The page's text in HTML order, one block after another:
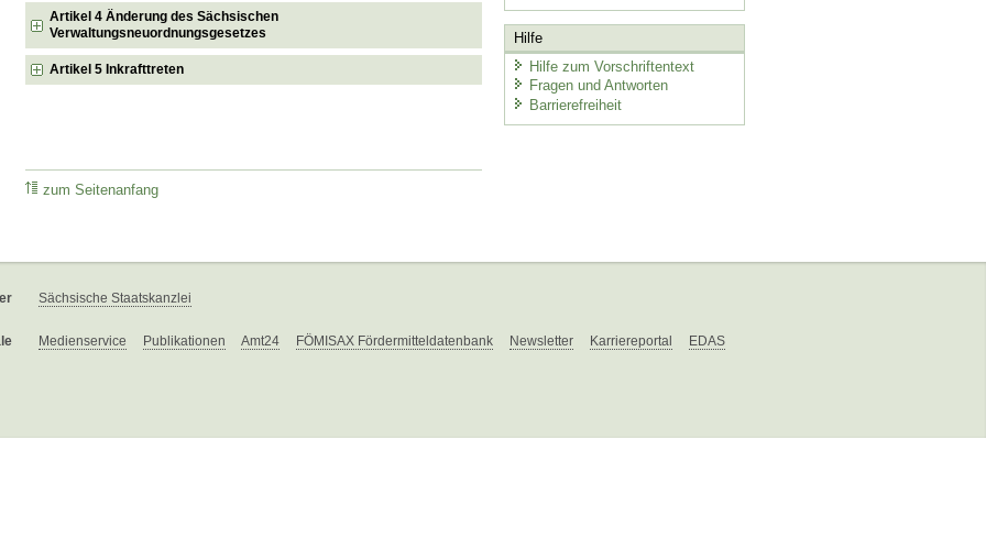
Artikel 4 Änderung des Sächsischen
Verwaltungsneuordnungsgesetzes
Artikel 5 Inkrafttreten
zum Seitenanfang
Hilfe
Hilfe zum Vorschriftentext
Fragen und Antworten
Barrierefreiheit
Sächsische Staatskanzlei
Medienservice Publikationen Amt24 FÖMISAX Fördermitteldatenbank Newsletter Karriereportal EDAS